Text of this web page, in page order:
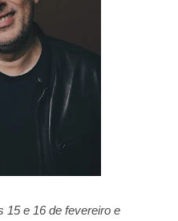
15 e 16 de fevereiro e